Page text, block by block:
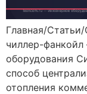
Главная/
чиллер-
оборудования
способ
отопления